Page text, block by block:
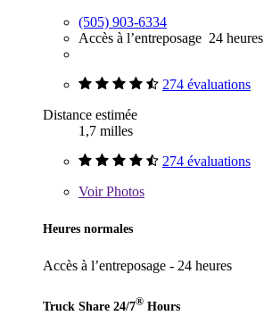
(505) 903-6334
Accès à l’entreposage 24 heures
274 évaluations
Distance estimée
1,7 milles
274 évaluations
VoirPhotos
Heures normales
Accès à l’entreposage - 24 heures
Truck Share 24/7® Hours